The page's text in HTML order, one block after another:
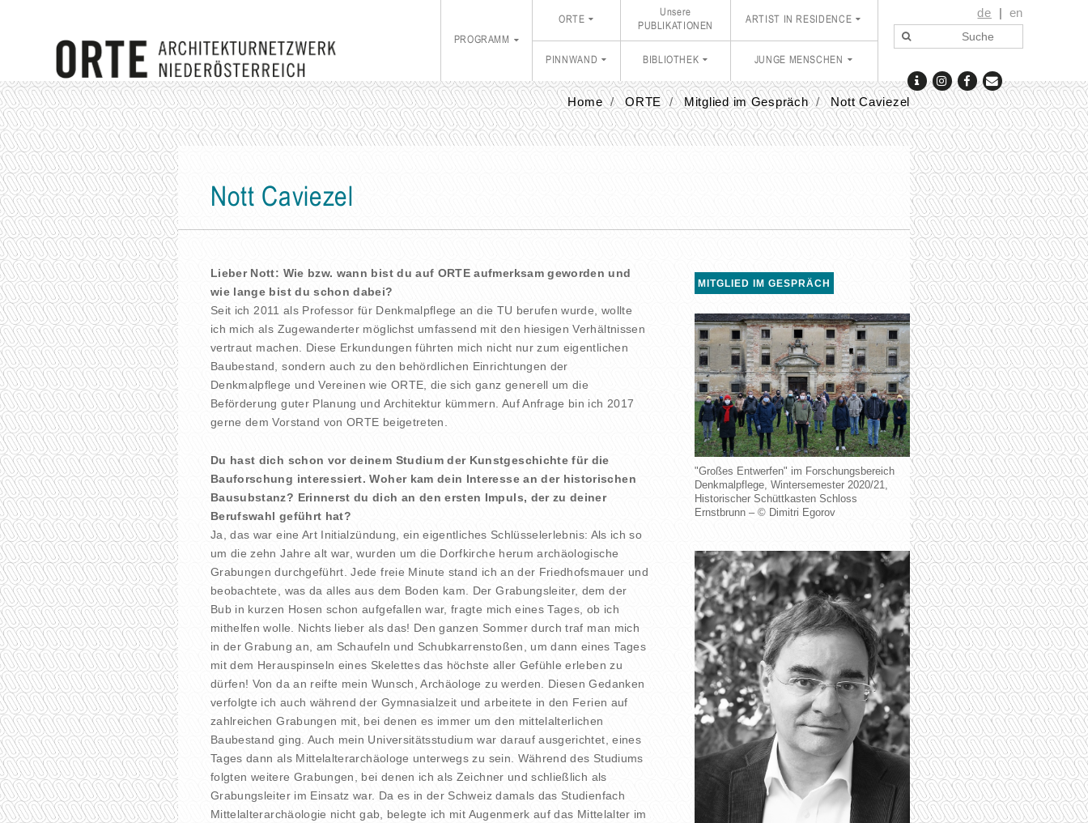
de en
PROGRAMM
ORTE
Unsere
PUBLIKATIONEN
ARTIST IN RESIDENCE
PINNWAND BIBLIOTHEK JUNGE MENSCHEN
Home ORTE Mitglied im Gespräch Nott Caviezel
Nott Caviezel
MITGLIED IM GESPRÄCH
"Großes Entwerfen" im Forschungsbereich
Denkmalpflege, Wintersemester 2020/21,
Historischer Schüttkasten Schloss
Ernstbrunn – © Dimitri Egorov
Lieber Nott: Wie bzw. wann bist du auf ORTE aufmerksam geworden und
wie lange bist du schon dabei?
Seit ich 2011 als Professor für Denkmalpflege an die TU berufen wurde, wollte
ich mich als Zugewanderter möglichst umfassend mit den hiesigen Verhältnissen
vertraut machen. Diese Erkundungen führten mich nicht nur zum eigentlichen
Baubestand, sondern auch zu den behördlichen Einrichtungen der
Denkmalpflege und Vereinen wie ORTE, die sich ganz generell um die
Beförderung guter Planung und Architektur kümmern. Auf Anfrage bin ich 2017
gerne dem Vorstand von ORTE beigetreten.
Du hast dich schon vor deinem Studium der Kunstgeschichte für die
Bauforschung interessiert. Woher kam dein Interesse an der historischen
Bausubstanz? Erinnerst du dich an den ersten Impuls, der zu deiner
Berufswahl geführt hat?
Ja, das war eine Art Initialzündung, ein eigentliches Schlüsselerlebnis: Als ich so
um die zehn Jahre alt war, wurden um die Dorfkirche herum archäologische
Grabungen durchgeführt. Jede freie Minute stand ich an der Friedhofsmauer und
beobachtete, was da alles aus dem Boden kam. Der Grabungsleiter, dem der
Bub in kurzen Hosen schon aufgefallen war, fragte mich eines Tages, ob ich
mithelfen wolle. Nichts lieber als das! Den ganzen Sommer durch traf man mich
in der Grabung an, am Schaufeln und Schubkarrenstoßen, um dann eines Tages
mit dem Herauspinseln eines Skelettes das höchste aller Gefühle erleben zu
dürfen! Von da an reifte mein Wunsch, Archäologe zu werden. Diesen Gedanken
verfolgte ich auch während der Gymnasialzeit und arbeitete in den Ferien auf
zahlreichen Grabungen mit, bei denen es immer um den mittelalterlichen
Baubestand ging. Auch mein Universitätsstudium war darauf ausgerichtet, eines
Tages dann als Mittelalterarchäologe unterwegs zu sein. Während des Studiums
folgten weitere Grabungen, bei denen ich als Zeichner und schließlich als
Grabungsleiter im Einsatz war. Da es in der Schweiz damals das Studienfach
Mittelalterarchäologie nicht gab, belegte ich mit Augenmerk auf das Mittelalter im